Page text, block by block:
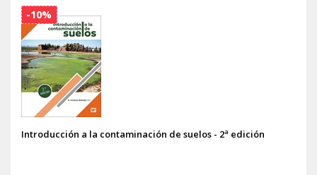
Introducción a la contaminación de suelos - 2ª edición
-10%